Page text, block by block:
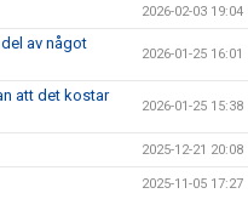
2026-02-03 19:04
av något
2026-01-25 16:01
att det kostar
2026-01-25 15:38
2025-12-21 20:08
2025-11-05 17:27